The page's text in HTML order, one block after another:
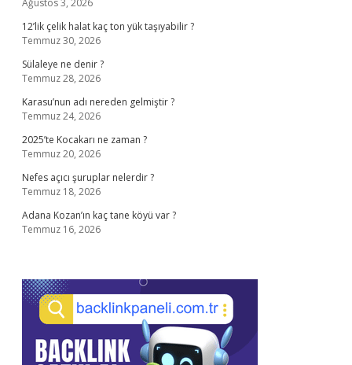
Ağustos 3, 2026
12’lik çelik halat kaç ton yük taşıyabilir ?
Temmuz 30, 2026
Sülaleye ne denir ?
Temmuz 28, 2026
Karasu’nun adı nereden gelmiştir ?
Temmuz 24, 2026
2025’te Kocakarı ne zaman ?
Temmuz 20, 2026
Nefes açıcı şuruplar nelerdir ?
Temmuz 18, 2026
Adana Kozan’ın kaç tane köyü var ?
Temmuz 16, 2026